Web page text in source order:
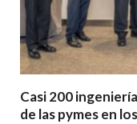
Casi 200
de las pymes en